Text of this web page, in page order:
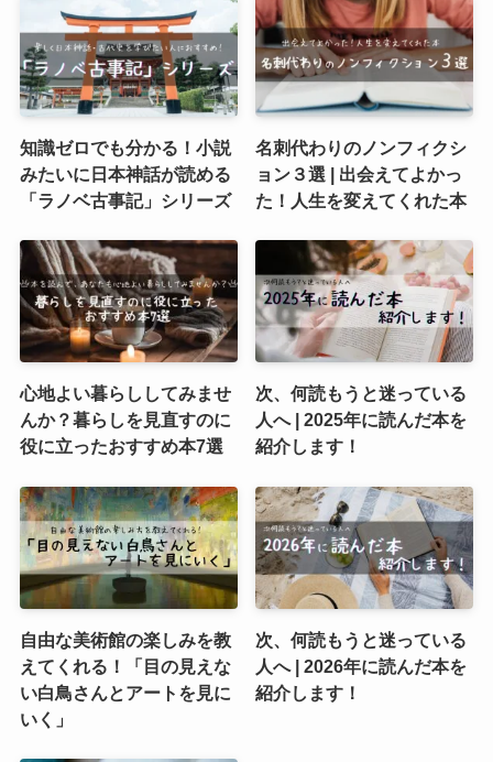
知識ゼロでも分かる！小説
みたいに日本神話が読める
「ラノベ古事記」シリーズ
名刺代わりのノンフィクシ
ョン３選 | 出会えてよかっ
た！人生を変えてくれた本
心地よい暮らししてみませ
んか？暮らしを見直すのに
役に立ったおすすめ本7選
次、何読もうと迷っている
人へ | 2025年に読んだ本を
紹介します！
自由な美術館の楽しみを教
えてくれる！「目の見えな
い白鳥さんとアートを見に
いく」
次、何読もうと迷っている
人へ | 2026年に読んだ本を
紹介します！